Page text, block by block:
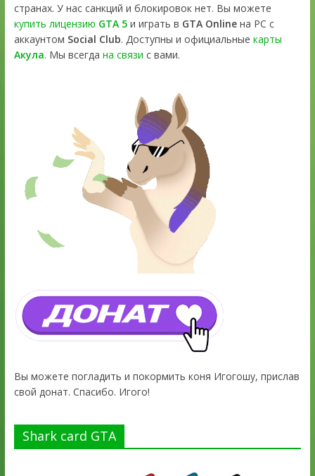
странах. У нас санкций и блокировок нет. Вы можете
купить лицензию GTA 5и играть в GTA Onlineна PC с
аккаунтом Social Club. Доступны и официальные карты
Акула. Мы всегда на связи с вами.
Вы можете погладить и покормить коня Игогошу, прислав
свой донат. Спасибо. Игого!
Shark card GTA